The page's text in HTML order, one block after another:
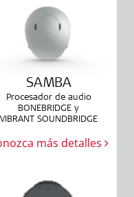
SAMBA
Procesador de audio
BONEBRIDGE y
VIBRANT SOUNDBRIDGE
más detalles